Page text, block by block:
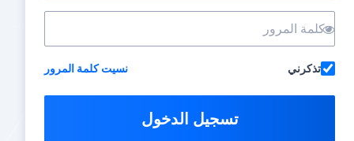
تذكرني نسيت كلمة المرور
تسجيل الدخول